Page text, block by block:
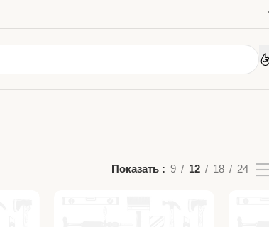
Показать 9 12 18 24